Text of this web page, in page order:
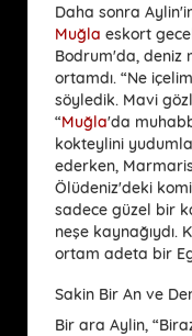
Daha sonra
Muğla eskort
Bodrum'da, deniz
ortamdı. “Ne
söyledik. Mavi
“Muğla'da
kokteylini
ederken,
Ölüdeniz'deki
sadece güzel bir
neşe kaynağıydı.
ortam adeta bir
Sakin Bir An ve
Bir ara Aylin,